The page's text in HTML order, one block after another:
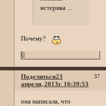
истерика ...
Почему?
0
Поделиться 37
23
апреля, 2013г. 16:39:53
она написала, что